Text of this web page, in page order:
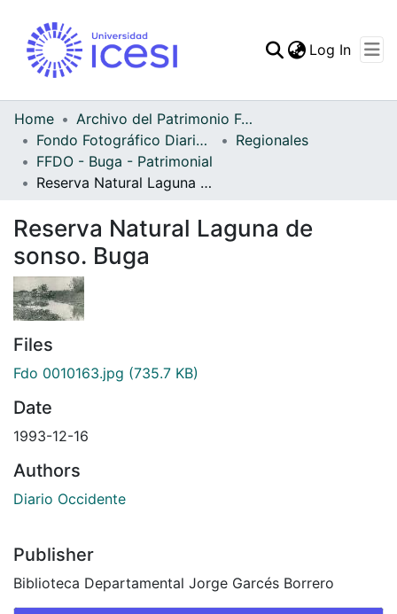
Statistics
Log In
Home
Archivo del Patrimonio Fotográfico y Fílmico del Valle del Cauca
Fondo Fotográfico Diario Occidente
Regionales
FFDO - Buga - Patrimonial
Reserva Natural Laguna de sonso. Buga
Reserva Natural Laguna de
sonso. Buga
Files
Fdo 0010163.jpg (735.7 KB)
Date
1993-12-16
Authors
Diario Occidente
Publisher
Biblioteca Departamental Jorge Garcés Borrero